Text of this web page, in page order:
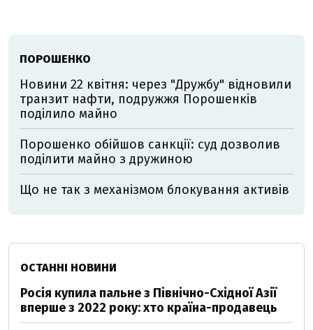
ПОРОШЕНКО
Новини 22 квітня: через "Дружбу" відновили
транзит нафти, подружжя Порошенків
поділило майно
Порошенко обійшов санкції: суд дозволив
поділити майно з дружиною
Що не так з механізмом блокування активів
ОСТАННІ НОВИНИ
Росія купила пальне з Північно-Східної Азії
вперше з 2022 року: хто країна-продавець